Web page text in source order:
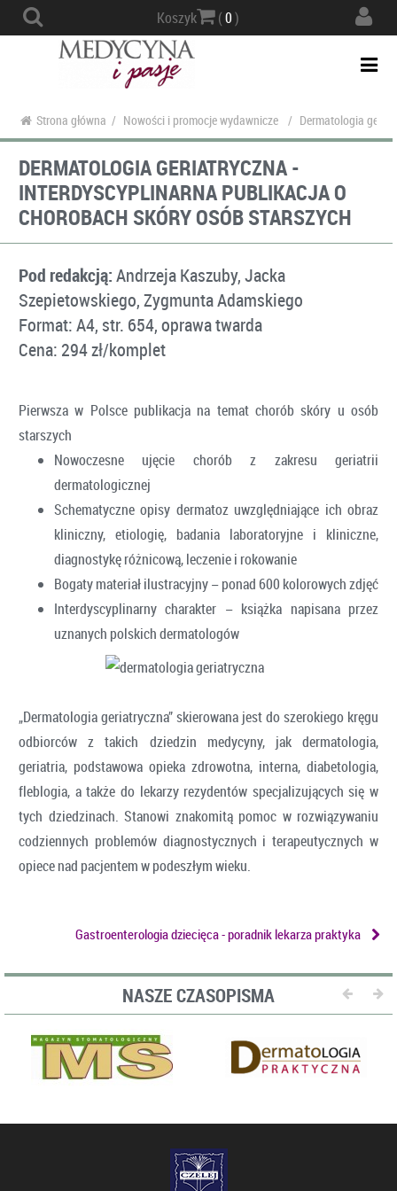
Koszyk (0)
Strona główna / Nowości i promocje wydawnicze / Dermatologia
DERMATOLOGIA GERIATRYCZNA -
INTERDYSCYPLINARNA PUBLIKACJA O
CHOROBACH SKÓRY OSÓB STARSZYCH
Pod redakcją:Andrzeja Kaszuby, Jacka
Szepietowskiego, Zygmunta Adamskiego
Format: A4, str. 654, oprawa twarda
Cena: 294 zł/komplet
Pierwsza w Polsce publikacja na temat chorób skóry u osób
starszych
Nowoczesne ujęcie chorób z zakresu geriatrii
dermatologicznej
Schematyczne opisy dermatoz uwzględniające ich obraz
kliniczny, etiologię, badania laboratoryjne i kliniczne,
diagnostykę różnicową, leczenie i rokowanie
Bogaty materiał ilustracyjny − ponad 600 kolorowych zdjęć
Interdyscyplinarny charakter − książka napisana przez
uznanych polskich dermatologów
„Dermatologia geriatryczna” skierowana jest do szerokiego kręgu
odbiorców z takich dziedzin medycyny, jak dermatologia,
geriatria, podstawowa opieka zdrowotna, interna, diabetologia,
fleblogia, a także do lekarzy rezydentów specjalizujących się w
tych dziedzinach. Stanowi znakomitą pomoc w rozwiązywaniu
codziennych problemów diagnostycznych i terapeutycznych w
opiece nad pacjentem w podeszłym wieku.
Gastroenterologia dziecięca - poradnik lekarza praktyka
NASZE CZASOPISMA